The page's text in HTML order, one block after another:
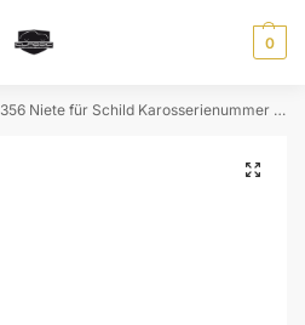
0
356 Niete für Schild Karosserienummer / Farbtonnummer